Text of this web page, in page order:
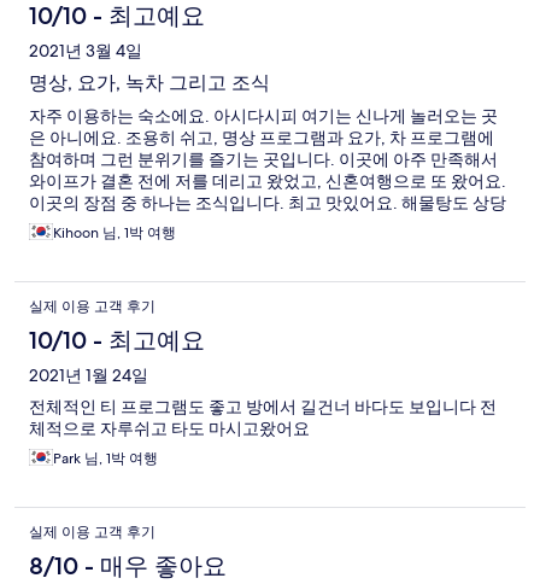
10/10 - 최고예요
2021년 3월 4일
명상, 요가, 녹차 그리고 조식
자주 이용하는 숙소에요. 아시다시피 여기는 신나게 놀러오는 곳
은 아니에요. 조용히 쉬고, 명상 프로그램과 요가, 차 프로그램에
참여하며 그런 분위기를 즐기는 곳입니다. 이곳에 아주 만족해서
와이프가 결혼 전에 저를 데리고 왔었고, 신혼여행으로 또 왔어요.
이곳의 장점 중 하나는 조식입니다. 최고 맛있어요. 해물탕도 상당
히 좋습니다.
Kihoon 님, 1박 여행
실제 이용 고객 후기
10/10 - 최고예요
2021년 1월 24일
전체적인 티 프로그램도 좋고 방에서 길건너 바다도 보입니다 전
체적으로 자루쉬고 타도 마시고왔어요
Park 님, 1박 여행
실제 이용 고객 후기
8/10 - 매우 좋아요